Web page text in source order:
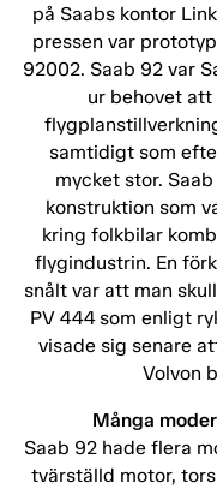
på Saabs kontor
pressen var
92002. Saab 92 var
ur behovet
samtidigt som
mycket stor.
konstruktion som
kring folkbilar
flygindustrin. En
snålt var att man
PV 444 som enligt
visade sig senare
Volvon
Många
Saab 92 hade flera
tvärställd motor,